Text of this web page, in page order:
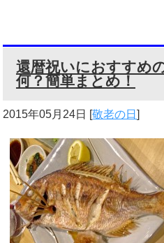
還暦祝いにおすすめ
何？簡単まとめ！
2015年05月24日 [敬老の日]